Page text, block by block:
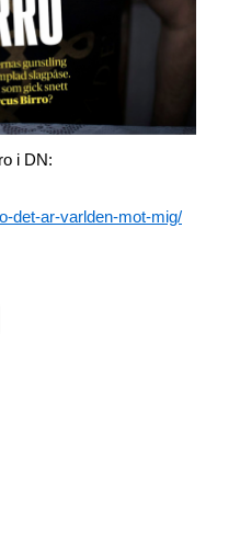
i DN:
det-ar-varlden-mot-mig/